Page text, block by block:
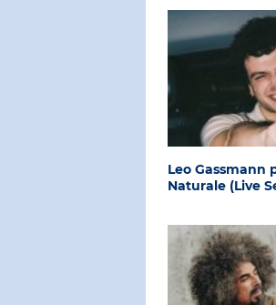
Leo Gassmann
Naturale (Live